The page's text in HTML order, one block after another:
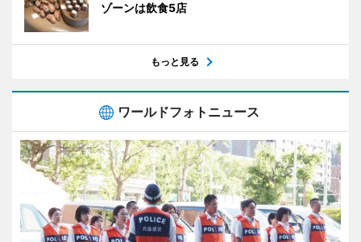
ゾーンは飲食5店
もっと見る
ワールドフォトニュース